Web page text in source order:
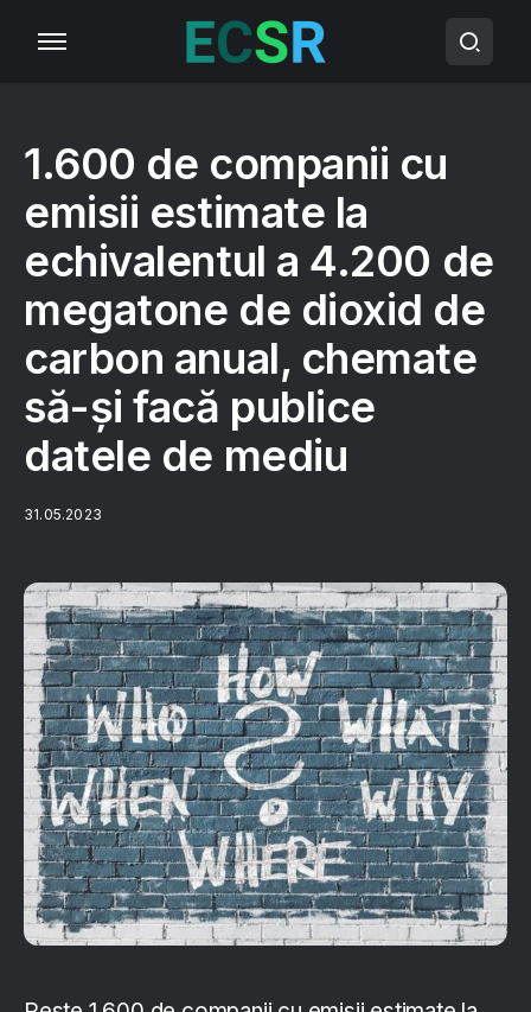
1.600 de companii cu
emisii estimate la
echivalentul a 4.200 de
megatone de dioxid de
carbon anual, chemate
să-și facă publice
datele de mediu
31.05.2023